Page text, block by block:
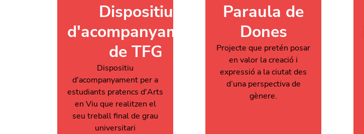
Dispositiu
d'acompanyament
de TFG
Dispositiu
d'acompanyament per a
estudiants pratencs d'Arts
en Viu que realitzen el
seu treball final de grau
universitari
Paraula de
Dones
Projecte que pretén posar
en valor la creació i
expressió a la ciutat des
d’una perspectiva de
gènere.